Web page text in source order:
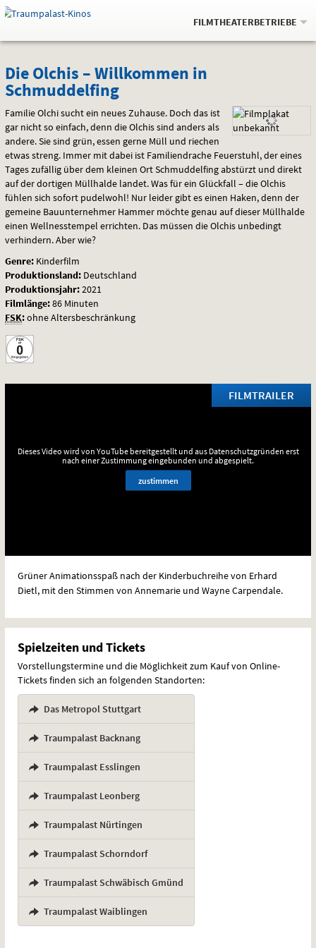
Springe
zum
,zum
.
Navigation
Service
Gehe
zur
Auswahl
FILMTHEATERBETRIEBE
Die
Olchis
–
Willkommen
in
Schmuddelfing
Die Olchis – Willkommen in
Schmuddelfing
Familie Olchi sucht ein neues Zuhause. Doch das ist
gar nicht so einfach, denn die Olchis sind anders als
andere. Sie sind grün, essen gerne Müll und riechen
etwas streng. Immer mit dabei ist Familiendrache Feuerstuhl, der eines
Tages zufällig über dem kleinen Ort Schmuddelfing abstürzt und direkt
auf der dortigen Müllhalde landet. Was für ein Glückfall – die Olchis
fühlen sich sofort pudelwohl! Nur leider gibt es einen Haken, denn der
gemeine Bauunternehmer Hammer möchte genau auf dieser Müllhalde
einen Wellnesstempel errichten. Das müssen die Olchis unbedingt
verhindern. Aber wie?
Genre: Kinderfilm
Produktionsland: Deutschland
Produktionsjahr:2021
Filmlänge:86 Minuten
FSK:ohne Altersbeschränkung
FILMTRAILER
Dieses Video wird von YouTube bereitgestellt und aus Datenschutzgründen erst
nach einer Zustimmung eingebunden und abgespielt.
zustimmen
Grüner Animationsspaß nach der Kinderbuchreihe von Erhard
Dietl, mit den Stimmen von Annemarie und Wayne Carpendale.
Spielzeiten und Tickets
Vorstellungstermine und die Möglichkeit zum Kauf von Online-
Tickets finden sich an folgenden Standorten:
Das Metropol Stuttgart
Traumpalast Backnang
Traumpalast Esslingen
Traumpalast Leonberg
Traumpalast Nürtingen
Traumpalast Schorndorf
Traumpalast Schwäbisch Gmünd
Traumpalast Waiblingen